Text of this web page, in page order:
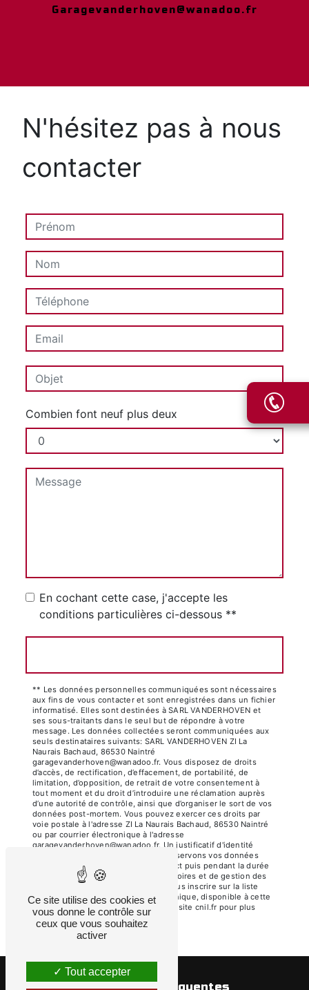
garagevanderhoven@wanadoo.fr
N'hésitez pas à nous
contacter
Combien font neuf plus deux
En cochant cette case, j'accepte les
conditions particulières ci-dessous **
** Les données personnelles communiquées sont nécessaires
aux fins de vous contacter et sont enregistrées dans un fichier
informatisé. Elles sont destinées à SARL VANDERHOVEN et
ses sous-traitants dans le seul but de répondre à votre
message. Les données collectées seront communiquées aux
seuls destinataires suivants: SARL VANDERHOVEN ZI La
Naurais Bachaud, 86530 Naintré
garagevanderhoven@wanadoo.fr. Vous disposez de droits
d’accès, de rectification, d’effacement, de portabilité, de
limitation, d’opposition, de retrait de votre consentement à
tout moment et du droit d’introduire une réclamation auprès
d’une autorité de contrôle, ainsi que d’organiser le sort de vos
données post-mortem. Vous pouvez exercer ces droits par
voie postale à l'adresse ZI La Naurais Bachaud, 86530 Naintré
ou par courrier électronique à l'adresse
garagevanderhoven@wanadoo.fr. Un justificatif d'identité
pourra vous être demandé. Nous conservons vos données
pendant la période de prise de contact puis pendant la durée
de prescription légale aux fins probatoires et de gestion des
contentieux. Vous avez le droit de vous inscrire sur la liste
d'opposition au démarchage téléphonique, disponible à cette
adresse:
Bloctel.gouv.fr. Consultez le site cnil.fr pour plus
d’informations sur vos droits.
Ce site utilise des cookies et
vous donne le contrôle sur
ceux que vous souhaitez
activer
Tout accepter